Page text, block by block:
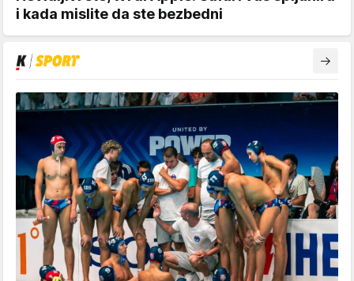
i kada mislite da ste bezbedni